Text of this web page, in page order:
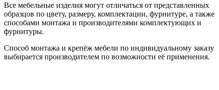
Все мебельные изделия могут отличаться от представленных
образцов по цвету, размеру, комплектации, фурнитуре, а также
способами монтажа и производителями комплектующих и
фурнитуры.
Способ монтажа и крепёж мебели по индивидуальному заказу
выбирается производителем по возможности её применения.